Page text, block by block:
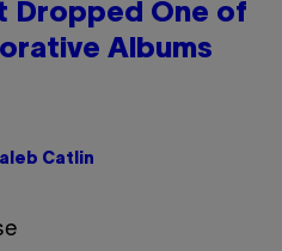
Dropped One of
Albums
Catlin